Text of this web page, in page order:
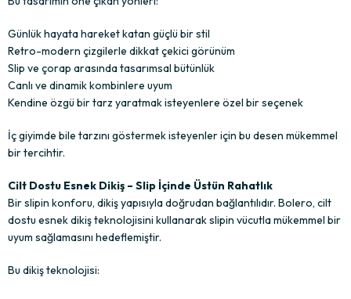
Günlük hayata hareket katan güçlü bir stil
Retro-modern çizgilerle dikkat çekici görünüm
Slip ve çorap arasında tasarımsal bütünlük
Canlı ve dinamik kombinlere uyum
Kendine özgü bir tarz yaratmak isteyenlere özel bir seçenek
İç giyimde bile tarzını göstermek isteyenler için bu desen mükemmel
bir tercihtir.
Cilt Dostu Esnek Dikiş – Slip İçinde Üstün Rahatlık
Bir slipin konforu, dikiş yapısıyla doğrudan bağlantılıdır. Bolero, cilt
dostu esnek dikiş teknolojisini kullanarak slipin vücutla mükemmel bir
uyum sağlamasını hedeflemiştir.
Bu dikiş teknolojisi: